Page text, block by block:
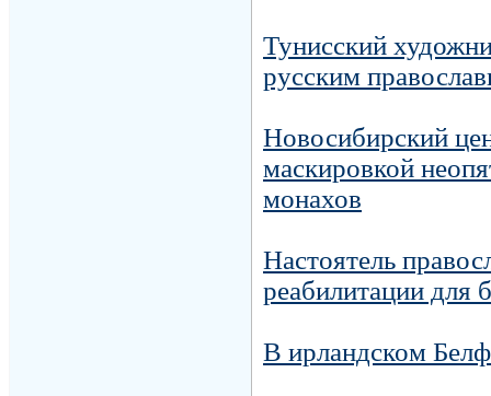
Тунисский
русским
Новосибирский
маскировкой
монахов
Настоятель
реабилитации
В ирландском